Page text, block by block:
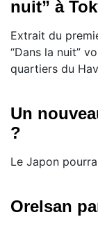
nuit” à
Extrait du
“Dans la nuit”
quartiers du
Un
?
Le Japon
Orelsan